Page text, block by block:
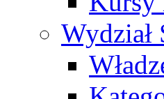
Wydział